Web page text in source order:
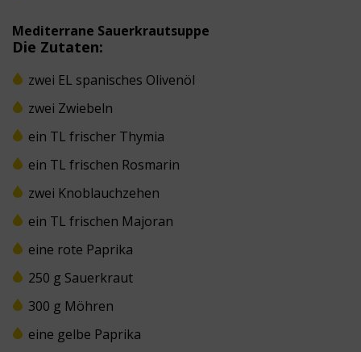
Mediterrane Sauerkrautsuppe
Die Zutaten:
zwei EL spanisches Olivenöl
zwei Zwiebeln
ein TL frischer Thymia
ein TL frischen Rosmarin
zwei Knoblauchzehen
ein TL frischen Majoran
eine rote Paprika
250 g Sauerkraut
300 g Möhren
eine gelbe Paprika